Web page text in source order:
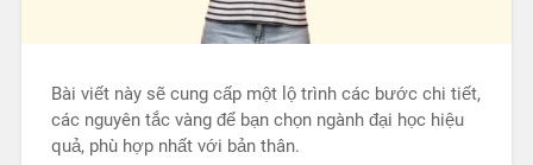
Bài viết này sẽ cung cấp một lộ trình các bước chi tiết,
các nguyên tắc vàng để bạn chọn ngành đại học hiệu
quả, phù hợp nhất với bản thân.